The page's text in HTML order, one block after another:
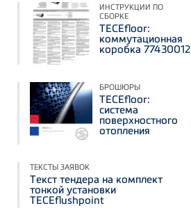
ИНСТРУКЦИИ ПО
СБОРКЕ
TECEfloor:
коммутационная
коробка 77430012
БРОШЮРЫ
TECEfloor:
система
поверхностного
отопления
ТЕКСТЫ ЗАЯВОК
Текст тендера на комплект
тонкой установки
TECEflushpoint